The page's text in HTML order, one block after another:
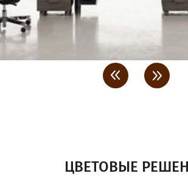
< >
ЦВЕТОВЫЕ